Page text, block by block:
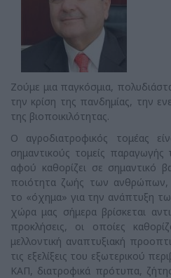
Ζούμε μια παγκόσμια,
την κρίση της πανδημίας, την
της βιοποικιλότητας.
Ο αγροδιατροφικός τομέας
σημαντικούς τομείς παραγωγής
αφού καθορίζει σε σημαντικό
ποιότητα ζωής των ανθρώπων,
το «όχημα» για την ανάπτυξη
χώρα μας σήμερα βρίσκεται
προκλήσεις, οι οποίες
μελλοντική αναπτυξιακή
τις εξελίξεις του εξωτερικού
ΚΑΠ, διατροφικά πρότυπα,